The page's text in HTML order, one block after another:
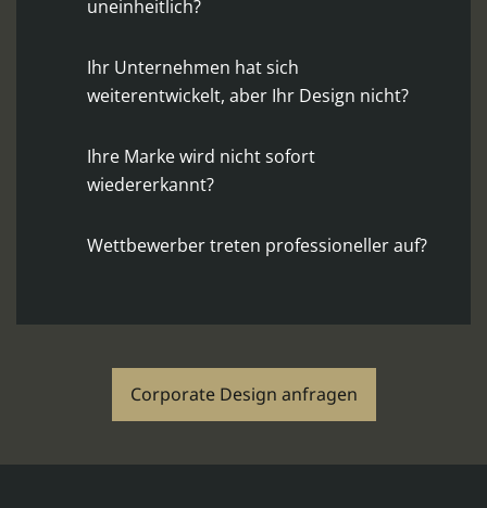
uneinheitlich?
Ihr Unternehmen hat sich
weiterentwickelt, aber Ihr Design nicht?
Ihre Marke wird nicht sofort
wiedererkannt?
Wettbewerber treten professioneller auf?
Corporate Design anfragen